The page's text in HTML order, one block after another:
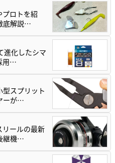
プロトを紹
底解説…
進化したシマ
用…
型スプリット
ーが…
リールの最新
継機…